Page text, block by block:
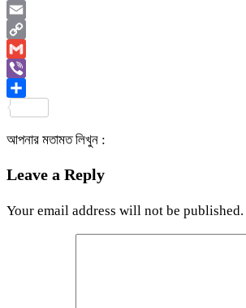
WhatsApp
Email
Copy
Link
Gmail
Viber
আপনার মতামত লিখুন :
Leave a Reply
Your email address will not be published.